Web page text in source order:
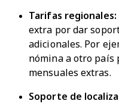
Tarifas regionales:
extra por dar
adicionales. Por
nómina a otro país
mensuales extras.
Soporte de